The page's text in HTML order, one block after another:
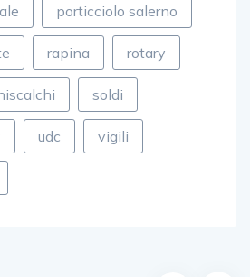
porticciolo salerno
rapina rotary
soldi
udc vigili